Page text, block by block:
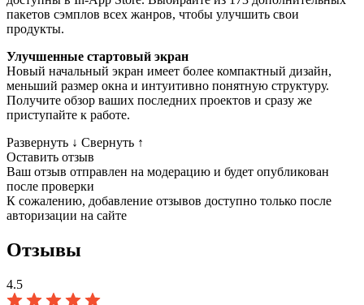
пакетов сэмплов всех жанров, чтобы улучшить свои
продукты.
Улучшенные стартовый экран
Новый начальный экран имеет более компактный дизайн,
меньший размер окна и интуитивно понятную структуру.
Получите обзор ваших последних проектов и сразу же
приступайте к работе.
Развернуть ↓ Свернуть ↑
Оставить отзыв
Ваш отзыв отправлен на модерацию и будет опубликован
после проверки
К сожалению, добавление отзывов доступно только после
авторизации на сайте
Отзывы
4.5